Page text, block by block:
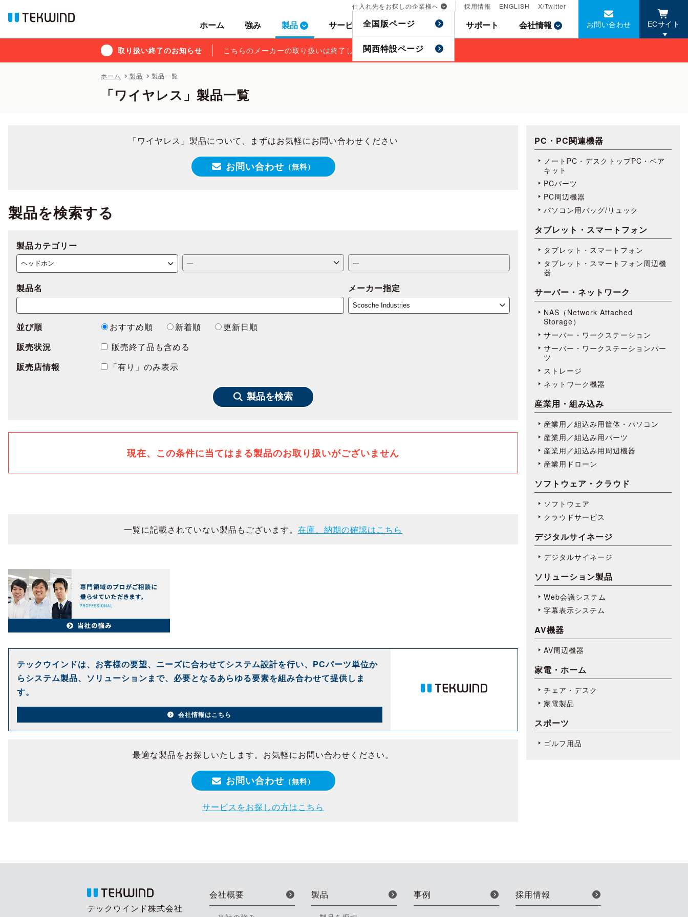
ホーム 強み 製品 サービス 事例 特集 サポート 会社情報
仕入れ先をお探しの企業様へ
全国版ページ
関西特設ページ
採用情報 ENGLISH X/Twitter
お問い合わせ ECサイト
取り扱い終了のお知らせ こちらのメーカーの取り扱いは終了しております。
ホーム 製品 製品一覧
「ワイヤレス」製品一覧
ホーム 強み 製品 サービス 事例 特集 サポート 会社情報
仕入れ先をお探しの企業様へ
全国版ページ
関西特設ページ
採用情報 ENGLISH X/Twitter
お問い合わせ ECサイト
取り扱い終了のお知らせ こちらのメーカーの取り扱いは終了しております。
「ワイヤレス」製品について、まずはお気軽にお問い合わせください
お問い合わせ （無料）
製品を検索する
製品カテゴリー
製品名 メーカー指定
並び順 おすすめ順 新着順
更新日順
販売状況
販売終了品も含める
販売店情報
「有り」のみ表示
製品を検索
現在、この条件に当てはまる製品のお取り扱いがございません
一覧に記載されていない製品もございます。 在庫、納期の確認はこちら
テックウインドは、お客様の要望、ニーズに合わせてシステム設計を行い、PCパーツ単位か
らシステム製品、ソリューションまで、必要となるあらゆる要素を組み合わせて提供しま
す。
会社情報はこちら
最適な製品をお探しいたします。お気軽にお問い合わせください。
お問い合わせ （無料）
サービスをお探しの方はこちら
PC・PC関連機器
ノートPC・デスクトップPC・ベア
キット
PCパーツ
PC周辺機器
パソコン用バッグ/リュック
タブレット・スマートフォン
タブレット・スマートフォン
タブレット・スマートフォン周辺機
器
サーバー・ネットワーク
NAS（Network Attached
Storage）
サーバー・ワークステーション
サーバー・ワークステーションパー
ツ
ストレージ
ネットワーク機器
産業用・組み込み
産業用／組込み用筐体・パソコン
産業用／組込み用パーツ
産業用／組込み用周辺機器
産業用ドローン
ソフトウェア・クラウド
ソフトウェア
クラウドサービス
デジタルサイネージ
デジタルサイネージ
ソリューション製品
Web会議システム
字幕表⽰システム
AV機器
AV周辺機器
家電・ホーム
チェア・デスク
家電製品
スポーツ
ゴルフ用品
テックウインド株式会社
会社概要 製品 事例 採用情報